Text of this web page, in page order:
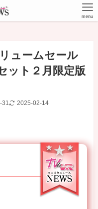
menu
ュームセール
ット２月限定版
31 2025-02-14